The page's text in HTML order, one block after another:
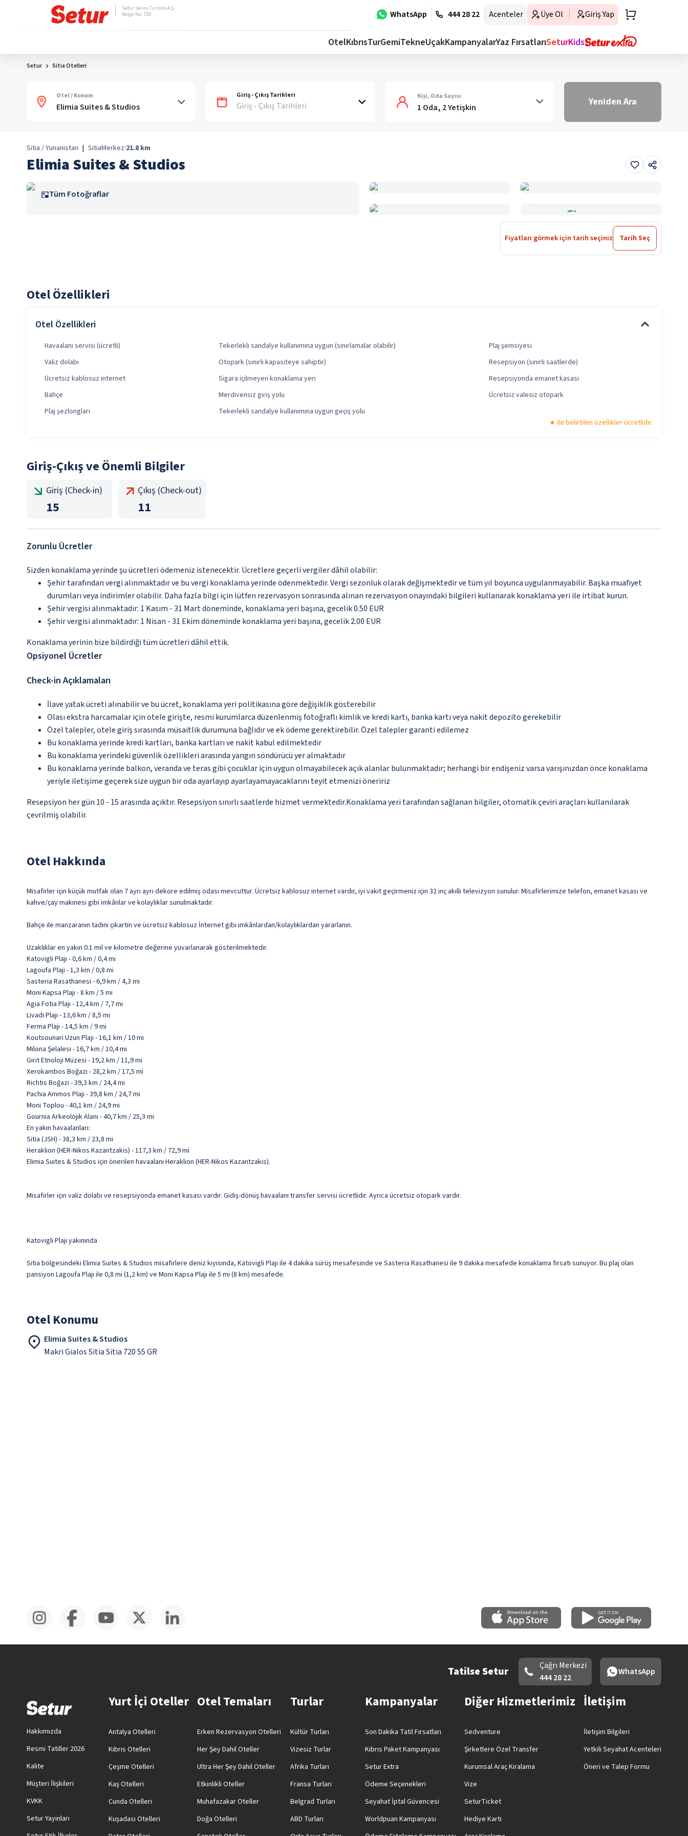
WhatsApp 444 28 22 Acenteler Üye Ol Giriş Yap
Setur Servis Turistik A.Ş.
Belge No: 728
OtelKıbrısTurGemiTekneUçakKampanyalarYaz FırsatlarıSeturKids
Setur Sitia Otelleri
Otel / Konum Giriş - Çıkış Tarihleri
Giriş - Çıkış Tarihleri
Kişi, Oda Sayısı
1 Oda, 2 Yetişkin Yeniden Ara
Sitia / Yunanistan | SitiaMerkez:21.8 km
Elimia Suites & Studios
Tüm Fotoğraflar
Fiyatları görmek için tarih seçiniz Tarih Seç
Otel Özellikleri
Otel Özellikleri
Havaalanı servisi (ücretli) Tekerlekli sandalye kullanımına uygun (sınırlamalar olabilir)
Plaj şemsiyesi
Valiz dolabı
Otopark (sınırlı kapasiteye sahiptir)
Resepsiyon (sınırlı saatlerde)
Ücretsiz kablosuz internet
Sigara içilmeyen konaklama yeri
Resepsiyonda emanet kasası
Bahçe
Merdivensiz giriş yolu
Ücretsiz valesiz otopark
Plaj şezlongları
Tekerlekli sandalye kullanımına uygun geçiş yolu
ile belirtilen özellikler ücretlidir.
Giriş-Çıkış ve Önemli Bilgiler
Giriş (Check-in)
15
Çıkış (Check-out)
11
Zorunlu Ücretler
Sizden konaklama yerinde şu ücretleri ödemeniz istenecektir. Ücretlere geçerli vergiler dâhil olabilir:
Şehir tarafından vergi alınmaktadır ve bu vergi konaklama yerinde ödenmektedir. Vergi sezonluk olarak değişmektedir ve tüm yıl boyunca uygulanmayabilir. Başka muafiyet
durumları veya indirimler olabilir. Daha fazla bilgi için lütfen rezervasyon sonrasında alınan rezervasyon onayındaki bilgileri kullanarak konaklama yeri ile irtibat kurun.
Şehir vergisi alınmaktadır: 1 Kasım - 31 Mart döneminde, konaklama yeri başına, gecelik 0.50 EUR
Şehir vergisi alınmaktadır: 1 Nisan - 31 Ekim döneminde konaklama yeri başına, gecelik 2.00 EUR
Konaklama yerinin bize bildirdiği tüm ücretleri dâhil ettik.
Opsiyonel Ücretler
Check-in Açıklamaları
İlave yatak ücreti alınabilir ve bu ücret, konaklama yeri politikasına göre değişiklik gösterebilir
Olası ekstra harcamalar için otele girişte, resmi kurumlarca düzenlenmiş fotoğraflı kimlik ve kredi kartı, banka kartı veya nakit depozito gerekebilir
Özel talepler, otele giriş sırasında müsaitlik durumuna bağlıdır ve ek ödeme gerektirebilir. Özel talepler garanti edilemez
Bu konaklama yerinde kredi kartları, banka kartları ve nakit kabul edilmektedir
Bu konaklama yerindeki güvenlik özellikleri arasında yangın söndürücü yer almaktadır
Bu konaklama yerinde balkon, veranda ve teras gibi çocuklar için uygun olmayabilecek açık alanlar bulunmaktadır; herhangi bir endişeniz varsa varışınızdan önce konaklama
yeriyle iletişime geçerek size uygun bir oda ayarlayıp ayarlayamayacaklarını teyit etmenizi öneririz
Resepsiyon her gün 10 - 15 arasında açıktır. Resepsiyon sınırlı saatlerde hizmet vermektedir.Konaklama yeri tarafından sağlanan bilgiler, otomatik çeviri araçları kullanılarak
çevrilmiş olabilir.
Otel Hakkında
Misafirler için küçük mutfak olan 7 ayrı ayrı dekore edilmiş odası mevcuttur. Ücretsiz kablosuz internet vardır, iyi vakit geçirmeniz için 32 inç akıllı televizyon sunulur. Misafirlerimize telefon, emanet kasası ve
kahve/çay makinesi gibi imkânlar ve kolaylıklar sunulmaktadır.
Bahçe ile manzaranın tadını çıkartın ve ücretsiz kablosuz İnternet gibi imkânlardan/kolaylıklardan yararlanın.
Uzaklıklar en yakın 0.1 mil ve kilometre değerine yuvarlanarak gösterilmektedir.
Katovigli Plajı - 0,6 km / 0,4 mi
Lagoufa Plajı - 1,3 km / 0,8 mi
Sasteria Rasathanesi - 6,9 km / 4,3 mi
Moni Kapsa Plajı - 8 km / 5 mi
Agia Fotia Plajı - 12,4 km / 7,7 mi
Livadi Plajı - 13,6 km / 8,5 mi
Ferma Plajı - 14,5 km / 9 mi
Koutsounari Uzun Plajı - 16,1 km / 10 mi
Milona Şelalesi - 16,7 km / 10,4 mi
Girit Etnoloji Müzesi - 19,2 km / 11,9 mi
Xerokambos Boğazı - 28,2 km / 17,5 mi
Richtis Boğazı - 39,3 km / 24,4 mi
Pachia Ammos Plajı - 39,8 km / 24,7 mi
Moni Toplou - 40,1 km / 24,9 mi
Gournia Arkeolojik Alanı - 40,7 km / 25,3 mi
En yakın havaalanları:
Sitia (JSH) - 38,3 km / 23,8 mi
Heraklion (HER-Nikos Kazantzakis) - 117,3 km / 72,9 mi
Elimia Suites & Studios için önerilen havaalanı Heraklion (HER-Nikos Kazantzakis).
Misafirler için valiz dolabı ve resepsiyonda emanet kasası vardır. Gidiş-dönüş havaalanı transfer servisi ücretlidir. Ayrıca ücretsiz otopark vardır.
Katovigli Plajı yakınında
Sitia bölgesindeki Elimia Suites & Studios misafirlere deniz kıyısında, Katovigli Plajı ile 4 dakika sürüş mesafesinde ve Sasteria Rasathanesi ile 9 dakika mesafede konaklama fırsatı sunuyor. Bu plaj olan
pansiyon Lagoufa Plajı ile 0,8 mi (1,2 km) ve Moni Kapsa Plajı ile 5 mi (8 km) mesafede.
Otel Konumu
Elimia Suites & Studios
Makri Gialos Sitia Sitia 720 55 GR
Tatilse Setur
Çağrı Merkezi
444 28 22
WhatsApp
Hakkımızda
Resmi Tatiller 2026
Kalite
Müşteri İlişkileri
KVKK
Setur Yayınları
Yurt İçi Oteller
Antalya Otelleri
Kıbrıs Otelleri
Çeşme Otelleri
Kaş Otelleri
Cunda Otelleri
Kuşadası Otelleri
Otel Temaları
Erken Rezervasyon Otelleri
Her Şey Dahil Oteller
Ultra Her Şey Dahil Oteller
Etkinlikli Oteller
Muhafazakar Oteller
Doğa Otelleri
Turlar
Kültür Turları
Vizesiz Turlar
Afrika Turları
Fransa Turları
Belgrad Turları
ABD Turları
Kampanyalar
Son Dakika Tatil Fırsatları
Kıbrıs Paket Kampanyası
Setur Extra
Ödeme Seçenekleri
Seyahat İptal Güvencesi
Worldpuan Kampanyası
Diğer Hizmetlerimiz
Sedventure
Şirketlere Özel Transfer
Kurumsal Araç Kiralama
Vize
SeturTicket
Hediye Kartı
İletişim
İletişim Bilgileri
Yetkili Seyahat Acenteleri
Öneri ve Talep Formu